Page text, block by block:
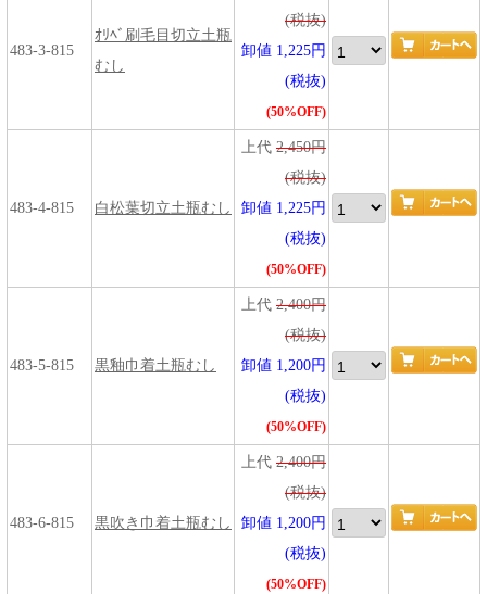
483-3-815
ｵﾘﾍﾞ刷毛目切立土瓶
むし
(税抜)
卸値 1,225円
(税抜)
(50%OFF)
483-4-815 白松葉切立土瓶むし
上代 2,450円
(税抜)
卸値 1,225円
(税抜)
(50%OFF)
483-5-815 黒釉巾着土瓶むし
上代 2,400円
(税抜)
卸値 1,200円
(税抜)
(50%OFF)
483-6-815 黒吹き巾着土瓶むし
上代 2,400円
(税抜)
卸値 1,200円
(税抜)
(50%OFF)